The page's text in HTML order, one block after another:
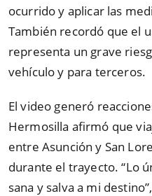
ocurrido y aplicar las
También recordó que el
representa un grave
vehículo y para terceros.
El video generó
Hermosilla afirmó que
entre Asunción y San
durante el trayecto. “Lo
sana y salva a mi